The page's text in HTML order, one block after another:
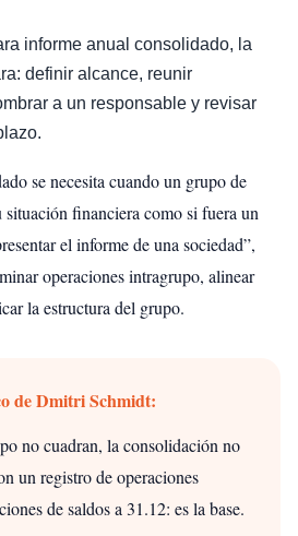
informe anual consolidado, la
definir alcance, reunir
a un responsable y revisar
se necesita cuando un grupo de
situación financiera como si fuera un
el informe de una sociedad”,
operaciones intragrupo, alinear
la estructura del grupo.
de Dmitri Schmidt:
no cuadran, la consolidación no
un registro de operaciones
de saldos a 31.12: es la base.